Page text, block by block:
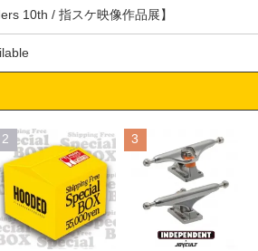
10th / 指スケ映像作品展】
2 3